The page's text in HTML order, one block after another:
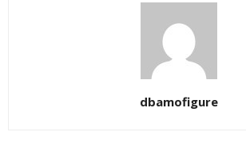
dbamofigure